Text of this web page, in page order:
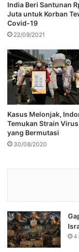
India Beri Santunan
Juta untuk Korban
Covid-19
22/09/2021
Kasus Melonjak,
Temukan Strain
yang Bermutasi
30/08/2020
4